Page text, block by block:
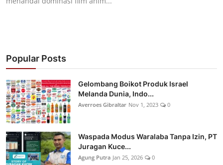
Popular Posts
Gelombang Boikot Produk Israel
Melanda Dunia, Indo...
Averroes Gibraltar Nov 1, 2023 0
Waspada Modus Waralaba Tanpa Izin, PT
Juragan Kuce...
Agung Putra Jan 25, 2026 0